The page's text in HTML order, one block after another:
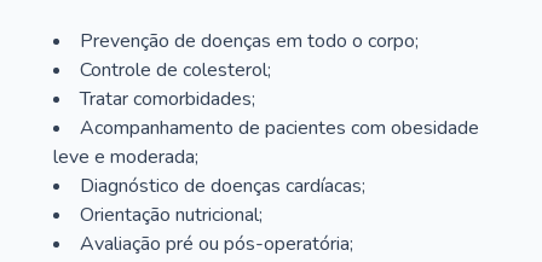
Prevenção de doenças em todo o corpo;
Controle de colesterol;
Tratar comorbidades;
Acompanhamento de pacientes com obesidade
leve e moderada;
Diagnóstico de doenças cardíacas;
Orientação nutricional;
Avaliação pré ou pós-operatória;